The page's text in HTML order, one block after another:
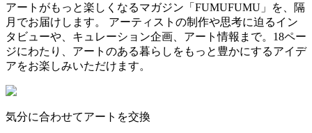
アートがもっと楽しくなるマガジン「FUMUFUMU」を、隔
月でお届けします。 アーティストの制作や思考に迫るイン
タビューや、キュレーション企画、アート情報まで。18ペー
ジにわたり、アートのある暮らしをもっと豊かにするアイデ
アをお楽しみいただけます。
気分に合わせてアートを交換